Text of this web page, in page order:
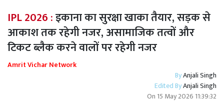
IPL 2026 :इकाना का सुरक्षा खाका तैयार, सड़क से
आकाश तक रहेगी नजर, असामाजिक तत्वों और
टिकट ब्लैक करने वालों पर रहेगी नजर
Amrit Vichar Network
ByAnjali Singh
Edited ByAnjali Singh
On 15 May 2026 11:39:32